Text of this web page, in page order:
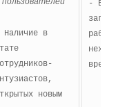
Наличие в
новым
-